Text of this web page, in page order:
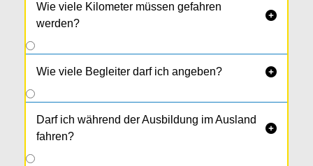
Wie viele Kilometer müssen gefahren
werden?

Wie viele Begleiter darf ich angeben? 
Darf ich während der Ausbildung im Ausland
fahren?
